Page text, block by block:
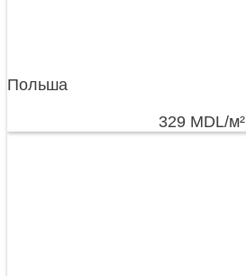
Польша
329 MDL/м²